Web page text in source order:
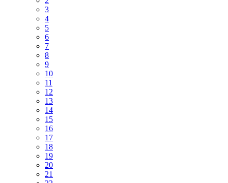
3
4
5
6
7
8
9
10
11
12
13
14
15
16
17
18
19
20
21